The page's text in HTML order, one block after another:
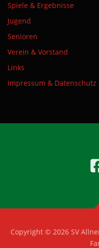
Spiele & Ergebnisse
Jugend
Senioren
Verein & Vorstand
Links
Impressum & Datenschutz
Copyright © 2026 SV